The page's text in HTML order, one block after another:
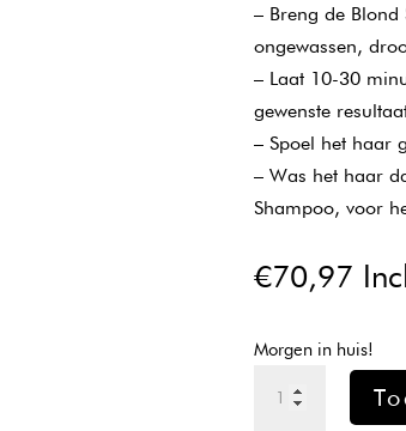
– Breng de
ongewassen,
– Laat 10-30
gewenste
– Spoel het haar
– Was het haar
Shampoo, voor
€70,97
Morgen in huis!
Blond